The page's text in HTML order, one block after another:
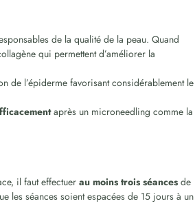
de la qualité de la peau. Quand
qui permettent d’améliorer la
de l’épiderme favorisant considérablement le
après un microneedling comme la
il faut effectuerau moins trois séances de
les séances soient espacées de 15 jours à un